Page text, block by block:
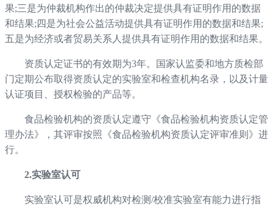
果;三是为仲裁机构作出的仲裁决定提供具有证明作用的数据
和结果;四是为社会公益活动提供具有证明作用的数据和结果;
五是为经济或者贸易关系人提供具有证明作用的数据和结果。
资质认定证书的有效期为3年。国家认监委和地方质检部
门定期公布取得资质认定的实验室和检查机构名录，以及计量
认证项目、授权检验的产品等。
食品检验机构的资质认定遵守《食品检验机构资质认定管
理办法》，其评审按照《食品检验机构资质认定评审准则》进
行。
2.实验室认可
实验室认可是权威机构对检测/校准实验室有能力进行指